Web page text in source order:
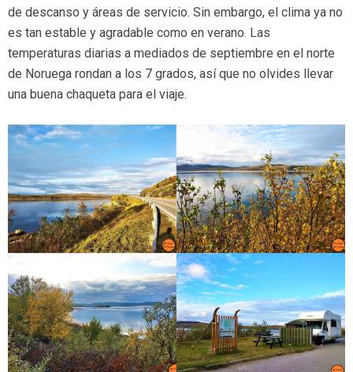
de descanso y áreas de servicio. Sin embargo, el clima ya no
es tan estable y agradable como en verano. Las
temperaturas diarias a mediados de septiembre en el norte
de Noruega rondan a los 7 grados, así que no olvides llevar
una buena chaqueta para el viaje.